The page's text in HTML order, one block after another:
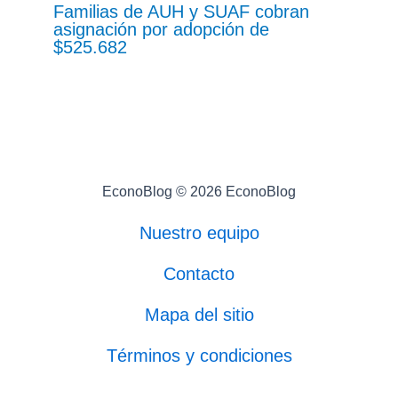
Familias de AUH y SUAF cobran
asignación por adopción de
$525.682
EconoBlog © 2026 EconoBlog
Nuestro equipo
Contacto
Mapa del sitio
Términos y condiciones